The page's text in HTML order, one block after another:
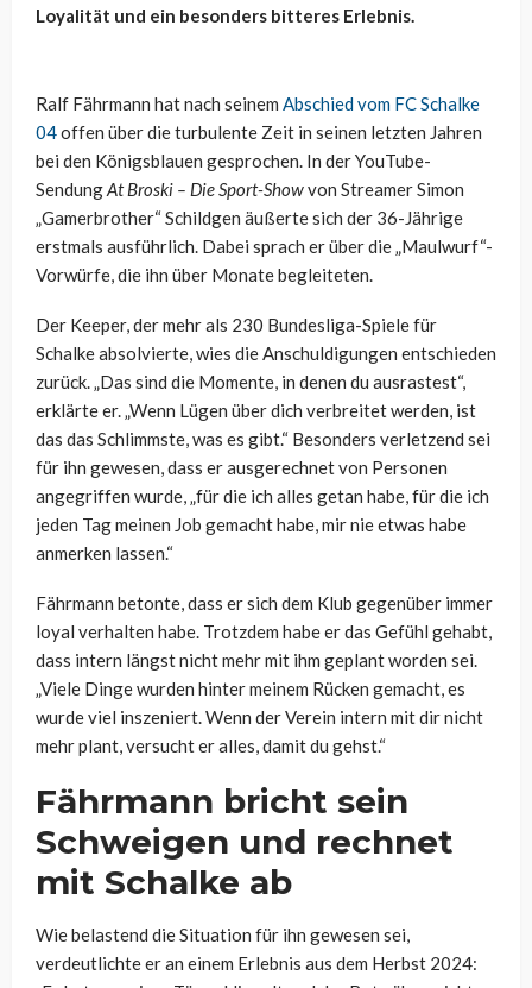
Loyalität und ein besonders bitteres Erlebnis.
Ralf Fährmann hat nach seinem Abschied vom FC Schalke
04offen über die turbulente Zeit in seinen letzten Jahren
bei den Königsblauen gesprochen. In der YouTube-
SendungAt Broski – Die Sport-Showvon Streamer Simon
„Gamerbrother“ Schildgen äußerte sich der 36-Jährige
erstmals ausführlich. Dabei sprach er über die „Maulwurf“-
Vorwürfe, die ihn über Monate begleiteten.
Der Keeper, der mehr als 230 Bundesliga-Spiele für
Schalke absolvierte, wies die Anschuldigungen entschieden
zurück. „Das sind die Momente, in denen du ausrastest“,
erklärte er. „Wenn Lügen über dich verbreitet werden, ist
das das Schlimmste, was es gibt.“ Besonders verletzend sei
für ihn gewesen, dass er ausgerechnet von Personen
angegriffen wurde, „für die ich alles getan habe, für die ich
jeden Tag meinen Job gemacht habe, mir nie etwas habe
anmerken lassen.“
Fährmann betonte, dass er sich dem Klub gegenüber immer
loyal verhalten habe. Trotzdem habe er das Gefühl gehabt,
dass intern längst nicht mehr mit ihm geplant worden sei.
„Viele Dinge wurden hinter meinem Rücken gemacht, es
wurde viel inszeniert. Wenn der Verein intern mit dir nicht
mehr plant, versucht er alles, damit du gehst.“
Fährmann bricht sein
Schweigen und rechnet
mit Schalke ab
Wie belastend die Situation für ihn gewesen sei,
verdeutlichte er an einem Erlebnis aus dem Herbst 2024: